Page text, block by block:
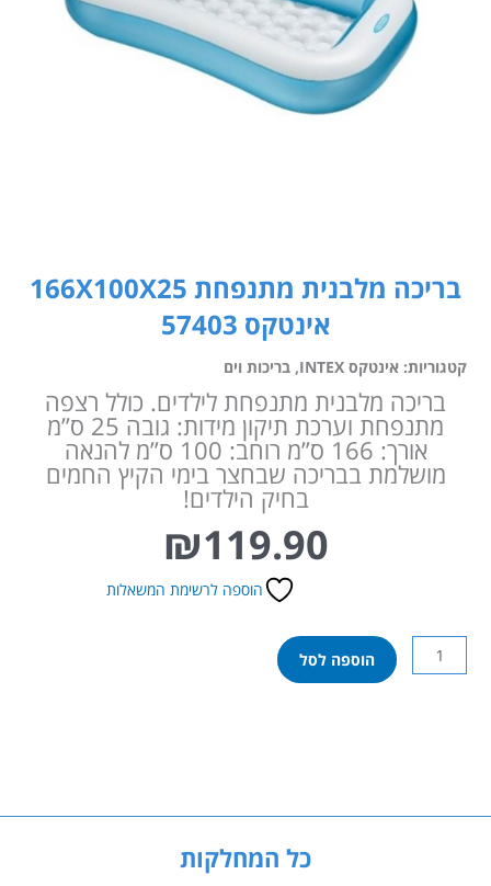
בריכה מלבנית מתנפחת 166X100X25
אינטקס 57403
קטגוריות:אינטקס INTEX ,בריכות וים
בריכה מלבנית מתנפחת לילדים. כולל רצפה
מתנפחת וערכת תיקון מידות: גובה 25 ס”מ
אורך: 166 ס”מ רוחב: 100 ס”מ להנאה
מושלמת בבריכה שבחצר בימי הקיץ החמים
בחיק הילדים!
₪119.90
הוספה לרשימת המשאלות
כמות
של
57403
הוספה לסל
כל המחלקות